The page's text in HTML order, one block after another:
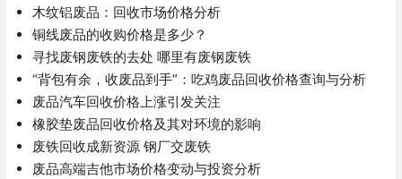
木纹铝废品：回收市场价格分析
铜线废品的收购价格是多少？
寻找废钢废铁的去处 哪里有废钢废铁
“背包有余，收废品到手”：吃鸡废品回收价格查询与分析
废品汽车回收价格上涨引发关注
橡胶垫废品回收价格及其对环境的影响
废铁回收成新资源 钢厂交废铁
废品高端吉他市场价格变动与投资分析